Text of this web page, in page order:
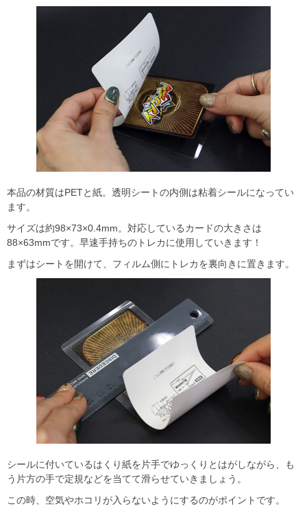
本品の材質はPETと紙。透明シートの内側は粘着シールになってい
ます。
サイズは約98×73×0.4mm。対応しているカードの大きさは
88×63mmです。早速手持ちのトレカに使用していきます！
まずはシートを開けて、フィルム側にトレカを裏向きに置きます。
シールに付いているはくり紙を片手でゆっくりとはがしながら、も
う片方の手で定規などを当てて滑らせていきましょう。
この時、空気やホコリが入らないようにするのがポイントです。